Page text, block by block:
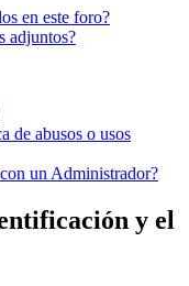
en este foro?
adjuntos?
de abusos o usos
un Administrador?
y el